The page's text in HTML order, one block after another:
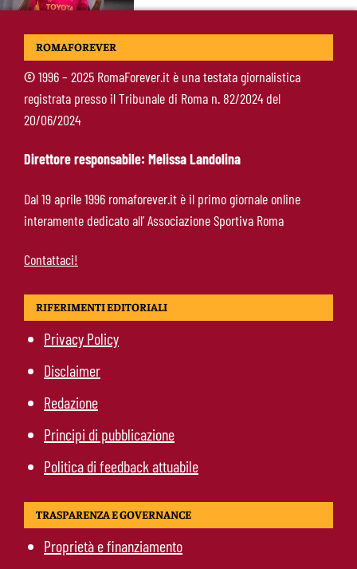
Brighton-Roma, ultimo test del ritiro: orario e
Alberto De Rossi nuovo presidente
dell’Ostiamare: riparte dal club del figlio
Daniele
ROMAFOREVER
©1996 – 2025 RomaForever.it è una testata giornalistica
registrata presso il Tribunale di Roma n. 82/2024 del
20/06/2024
Direttore responsabile: Melissa Landolina
Dal 19 aprile 1996 romaforever.it è il primo giornale online
interamente dedicato all’ Associazione Sportiva Roma
Contattaci!
RIFERIMENTI EDITORIALI
Privacy Policy
Disclaimer
Redazione
Principi di pubblicazione
Politica di feedback attuabile
TRASPARENZA E GOVERNANCE
Proprietà e finanziamento